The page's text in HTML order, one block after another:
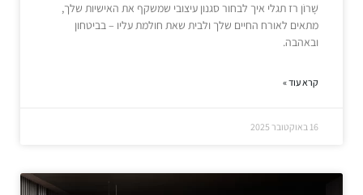
שָׁרוֹן רז תגלי איך לבחור סגנון עיצובי שמשקף את האישיות שלך,
מתאים לאורח החיים שלך ולבית שאת חולמת עליו – בביטחון
ובאהבה.
קרא עוד »
16 באוקטובר 2025